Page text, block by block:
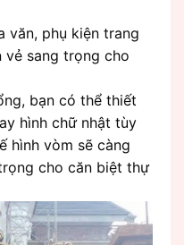
phụ kiện trang
sang trọng cho
bạn có thể thiết
hình chữ nhật tùy
hình vòm sẽ càng
cho căn biệt thự